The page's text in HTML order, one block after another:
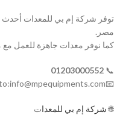
توفر شركة إم بي للمعدات أحدث
مصر.
كما نوفر معدات جاهزة للعمل مع
📞
01203000552
📧mailto:info@mpequipments.com
🌐شركة إم بي للمعدات